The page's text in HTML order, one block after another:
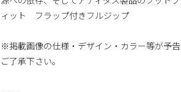
ィット フラップ付きフルジップ
※掲載画像の仕様・デザイン・カラー等が予
ご了承下さい。